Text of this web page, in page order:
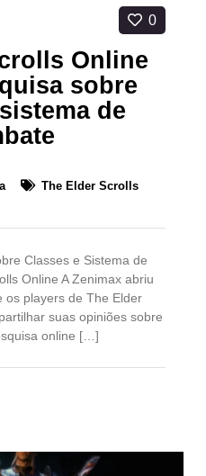
0
Online
sobre
de
The Elder Scrolls
Classes e Sistema de
Online A Zenimax abriu
os players de The Elder
suas opiniões sobre
online […]